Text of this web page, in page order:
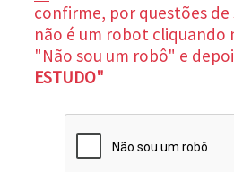
confirme, por questões de
não é um robot cliquando
"Não sou um robô" e
ESTUDO"